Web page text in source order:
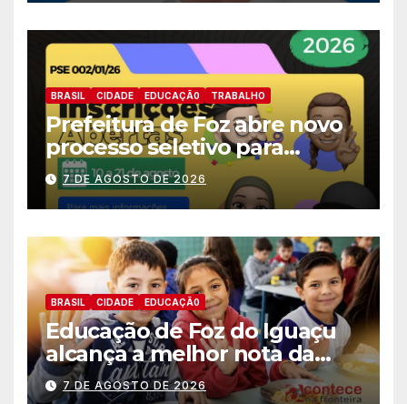
BRASIL CIDADE EDUCAÇÃ0 TRABALHO
Prefeitura de Foz abre novo
processo seletivo para
estagiários
7 DE AGOSTO DE 2026
BRASIL CIDADE EDUCAÇÃ0
Educação de Foz do Iguaçu
alcança a melhor nota da
história no IDEB
7 DE AGOSTO DE 2026